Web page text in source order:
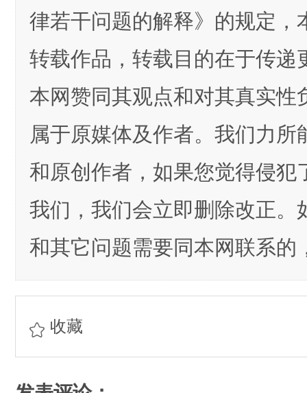
律若干问题的解释》的规定，
转载作品，转载目的在于传递
本网赞同其观点和对其真实性
属于原媒体及作者。我们力所
和原创作者，如果您觉得侵犯
我们，我们会立即删除改正。
和其它问题需要同本网联系的
收藏